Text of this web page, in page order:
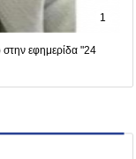
1
στην εφημερίδα "24